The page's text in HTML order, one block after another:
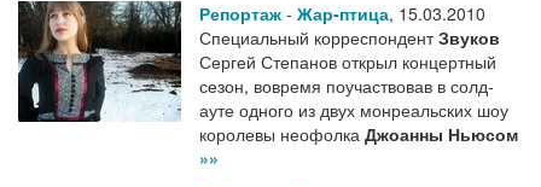
Репортаж - Жар-птица, 15.03.2010
Специальный корреспондентЗвуков
Сергей Степанов открыл концертный
сезон, вовремя поучаствовав в солд-
ауте одного из двух монреальских шоу
королевы неофолка Джоанны Ньюсом
»»